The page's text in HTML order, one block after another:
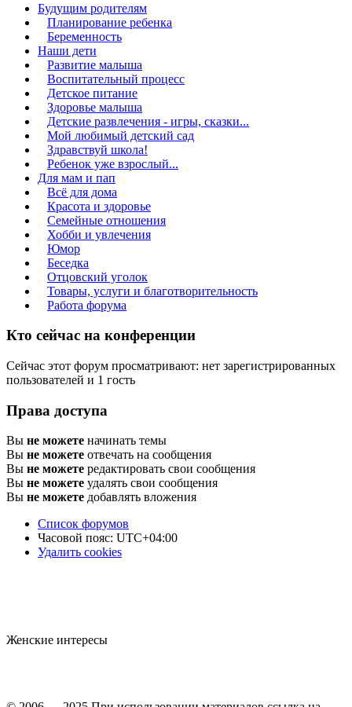
Будущим родителям
Планирование ребенка
Беременность
Наши дети
Развитие малыша
Воспитательный процесс
Детское питание
Здоровье малыша
Детские развлечения - игры, сказки...
Мой любимый детский сад
Здравствуй школа!
Ребенок уже взрослый...
Для мам и пап
Всё для дома
Красота и здоровье
Семейные отношения
Хобби и увлечения
Юмор
Беседка
Отцовский уголок
Товары, услуги и благотворительность
Работа форума
Кто сейчас на конференции
Сейчас этот форум просматривают: нет зарегистрированных
пользователей и 1 гость
Права доступа
Вы не можете начинать темы
Вы не можете отвечать на сообщения
Вы не можете редактировать свои сообщения
Вы не можете удалять свои сообщения
Вы не можете добавлять вложения
Список форумов
Часовой пояс: UTC+04:00
Удалить cookies
Женские интересы